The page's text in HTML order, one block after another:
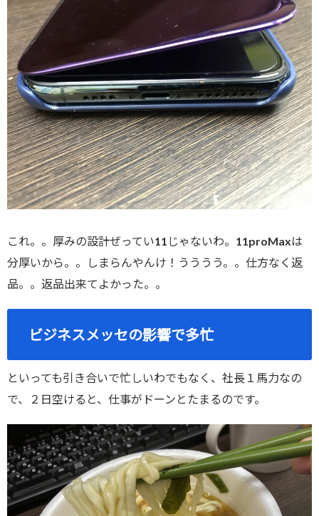
これ。。厚みの設計ぜってい11じゃないわ。11proMaxは
分厚いから。。しまらんやんけ！うううう。。仕方なく返
品。。返品出来てよかった。。
ビジネスメッセの影響で多忙
といっても引き合いで忙しいわでもなく、社長１馬力なの
で、２日空けると、仕事がドーンとたまるのです。